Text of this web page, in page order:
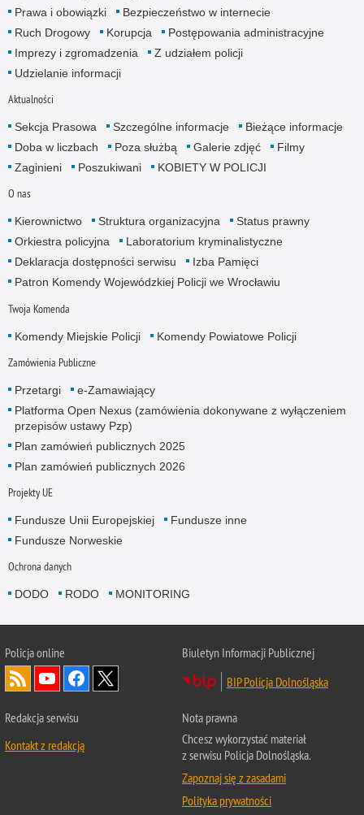
Prawa i obowiązki
Bezpieczeństwo w internecie
Ruch Drogowy
Korupcja
Postępowania administracyjne
Imprezy i zgromadzenia
Z udziałem policji
Udzielanie informacji
Aktualności
Sekcja Prasowa Szczególne informacje
Bieżące informacje
Doba w liczbach
Poza służbą Galerie zdjęć
Filmy
Zaginieni
Poszukiwani KOBIETY W POLICJI
O nas
Kierownictwo Struktura organizacyjna
Status prawny
Orkiestra policyjna
Laboratorium kryminalistyczne
Deklaracja dostępności serwisu
Izba Pamięci
Patron Komendy Wojewódzkiej Policji we Wrocławiu
Twoja Komenda
Komendy Miejskie Policji Komendy Powiatowe Policji
Zamówienia Publiczne
Przetargi
e-Zamawiający
Platforma Open Nexus (zamówienia dokonywane z wyłączeniem
przepisów ustawy Pzp)
Plan zamówień publicznych 2025
Plan zamówień publicznych 2026
Projekty UE
Fundusze Unii Europejskiej
Fundusze inne
Fundusze Norweskie
Ochrona danych
DODO RODO MONITORING
Policjaonline
Biuletyn Informacji Publicznej
BIP Policja Dolnośląska
Redakcja serwisu
Kontakt z redakcją
Nota prawna
Chcesz wykorzystać materiał
z serwisu Policja Dolnośląska.
Zapoznaj się z zasadami
Polityka prywatności